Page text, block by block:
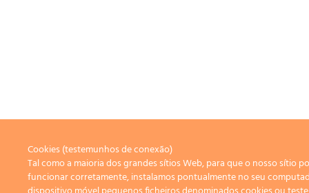
Cookies (testemunhos de conexão)
Tal como a maioria dos grandes sítios Web, para que o nosso sítio
funcionar corretamente, instalamos pontualmente no seu